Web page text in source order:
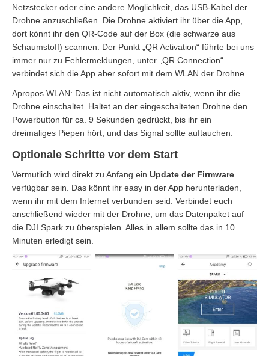
Netzstecker oder eine andere Möglichkeit, das USB-Kabel der
Drohne anzuschließen. Die Drohne aktiviert ihr über die App,
dort könnt ihr den QR-Code auf der Box (die schwarze aus
Schaumstoff) scannen. Der Punkt „QR Activation“ führte bei uns
immer nur zu Fehlermeldungen, unter „QR Connection“
verbindet sich die App aber sofort mit dem WLAN der Drohne.
Apropos WLAN: Das ist nicht automatisch aktiv, wenn ihr die
Drohne einschaltet. Haltet an der eingeschalteten Drohne den
Powerbutton für ca. 9 Sekunden gedrückt, bis ihr ein
dreimaliges Piepen hört, und das Signal sollte auftauchen.
Optionale Schritte vor dem Start
Vermutlich wird direkt zu Anfang ein Update der Firmware
verfügbar sein. Das könnt ihr easy in der App herunterladen,
wenn ihr mit dem Internet verbunden seid. Verbindet euch
anschließend wieder mit der Drohne, um das Datenpaket auf
die DJI Spark zu überspielen. Alles in allem sollte das in 10
Minuten erledigt sein.